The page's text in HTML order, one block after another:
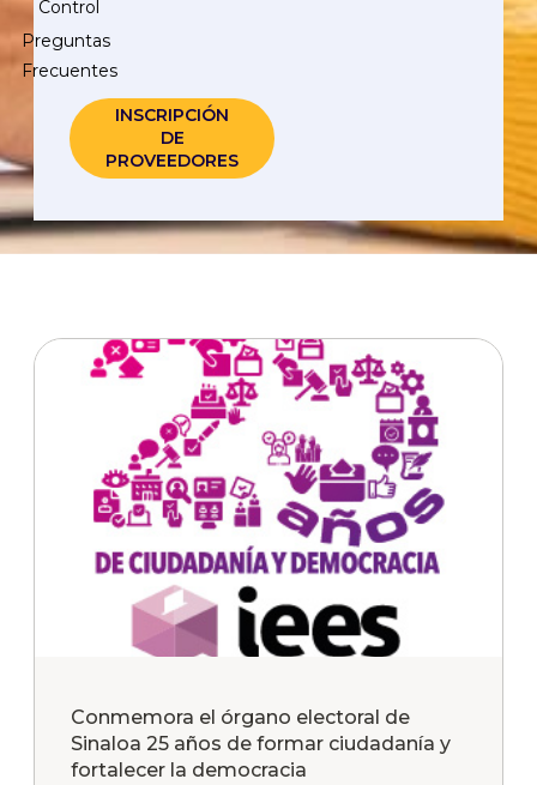
Control
Preguntas
Frecuentes
INSCRIPCIÓN
DE
PROVEEDORES
Conmemora el órgano electoral de
Sinaloa 25 años de formar ciudadanía y
fortalecer la democracia